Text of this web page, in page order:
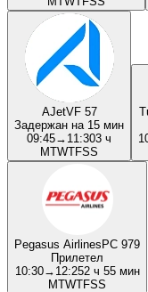
AJetVF 57
Задержан на 15 мин
09:45→ 11:303 ч
MTWTFSS
Pegasus AirlinesPC 979
Прилетел
10:30→ 12:252 ч 55 мин
MTWTFSS